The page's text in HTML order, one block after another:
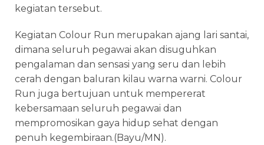
kegiatan tersebut.
Kegiatan Colour Run merupakan ajang lari santai,
dimana seluruh pegawai akan disuguhkan
pengalaman dan sensasi yang seru dan lebih
cerah dengan baluran kilau warna warni. Colour
Run juga bertujuan untuk mempererat
kebersamaan seluruh pegawai dan
mempromosikan gaya hidup sehat dengan
penuh kegembiraan.(Bayu/MN).